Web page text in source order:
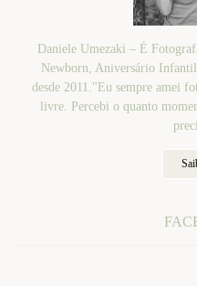
Daniele Umezaki – É
Newborn, Aniversário Infantil
desde 2011."Eu sempre amei
livre. Percebi o quanto